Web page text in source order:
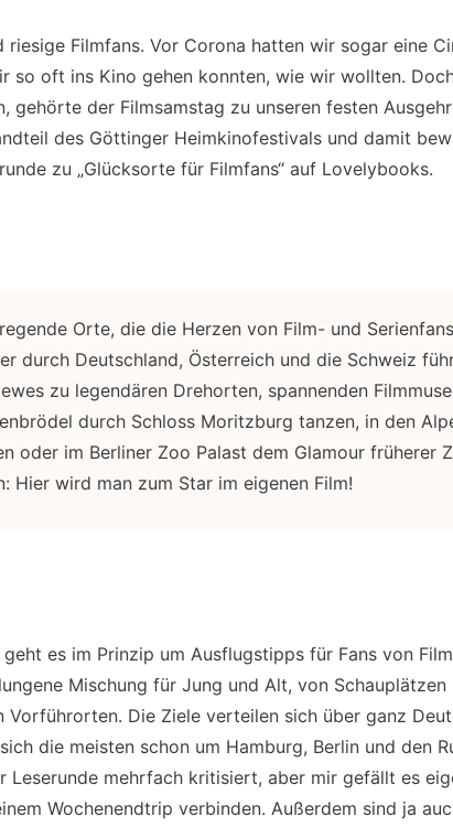
riesige Filmfans. Vor Corona hatten wir sogar eine
so oft ins Kino gehen konnten, wie wir wollten.
gehörte der Filmsamstag zu unseren festen
des Göttinger Heimkinofestivals und damit
zu „Glücksorte für Filmfans“ auf Lovelybooks.
Orte, die die Herzen von Film- und Serienfans
durch Deutschland, Österreich und die Schweiz
zu legendären Drehorten, spannenden
durch Schloss Moritzburg tanzen, in den
oder im Berliner Zoo Palast dem Glamour früherer
Hier wird man zum Star im eigenen Film!
es im Prinzip um Ausflugstipps für Fans von
Mischung für Jung und Alt, von Schauplätzen
Vorführorten. Die Ziele verteilen sich über ganz
die meisten schon um Hamburg, Berlin und den
Leserunde mehrfach kritisiert, aber mir gefällt es
Wochenendtrip verbinden. Außerdem sind ja